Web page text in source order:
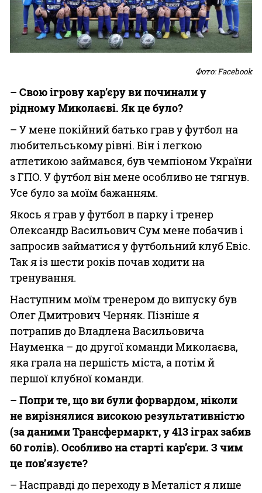
Фото: Facebook
– Свою ігрову кар’єру ви починали у
рідному Миколаєві. Як це було?
– У мене покійний батько грав у футбол на
любительському рівні. Він і легкою
атлетикою займався, був чемпіоном України
з ГПО. У футбол він мене особливо не тягнув.
Усе було за моїм бажанням.
Якось я грав у футбол в парку і тренер
Олександр Васильович Сум мене побачив і
запросив займатися у футбольний клуб Евіс.
Так я із шести років почав ходити на
тренування.
Наступним моїм тренером до випуску був
Олег Дмитрович Черняк. Пізніше я
потрапив до Владлена Васильовича
Науменка – до другої команди Миколаєва,
яка грала на першість міста, а потім й
першої клубної команди.
– Попри те, що ви були форвардом, ніколи
не вирізнялися високою результативністю
(за даними Трансфермаркт, у 413 іграх забив
60 голів). Особливо на старті кар’єри. З чим
це пов’язуєте?
– Насправді до переходу в Металіст я лише